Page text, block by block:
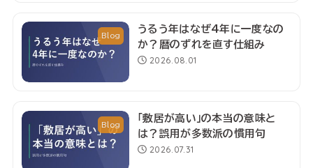
Blog
うるう年はなぜ4年に一度なの
か？暦のずれを直す仕組み
2026.08.01
Blog
「敷居が高い」の本当の意味と
は？誤用が多数派の慣用句
2026.07.31